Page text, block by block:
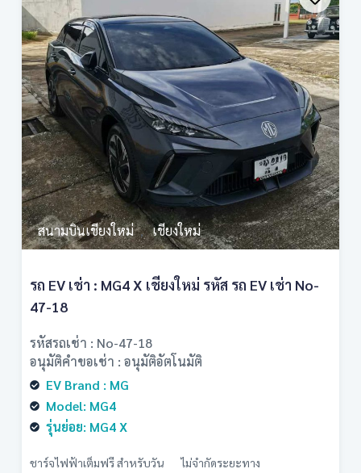
สนามบินเชียงใหม่ , เชียงใหม่
รถ EV เช่า : MG4 X เชียงใหม่ รหัส รถ EV เช่า No-
47-18
รหัสรถเช่า : No-47-18
อนุมัติคำขอเช่า : อนุมัติอัตโนมัติ
EV Brand : MG
Model: MG4
รุ่นย่อย: MG4 X
ชาร์จไฟฟ้าเต็มฟรี สำหรับวัน
ไม่จำกัดระยะทาง